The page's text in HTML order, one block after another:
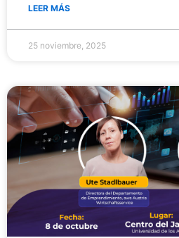
LEER MÁS
25 noviembre, 2025